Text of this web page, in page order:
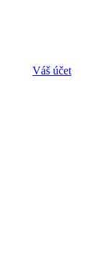
Váš účet